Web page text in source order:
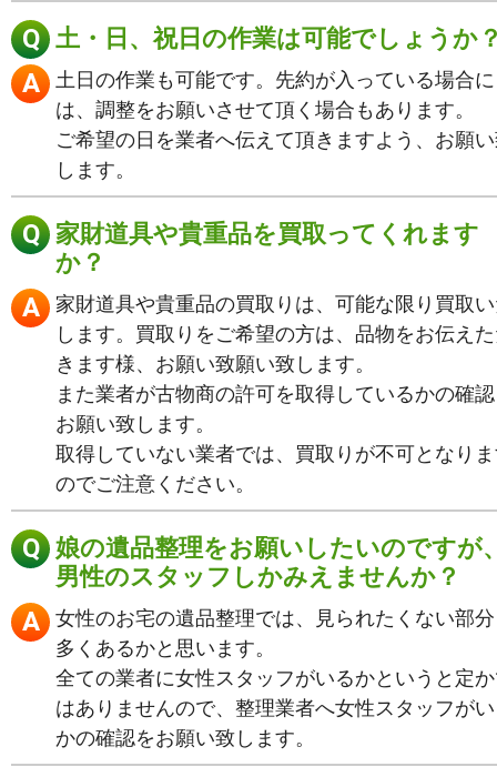
土・日、祝日の作業は可能でしょうか
土日の作業も可能です。先約が入っている場合に
は、調整をお願いさせて頂く場合もあります。
ご希望の日を業者へ伝えて頂きますよう、お願
します。
家財道具や貴重品を買取ってくれます
か？
家財道具や貴重品の買取りは、可能な限り買取
します。買取りをご希望の方は、品物をお伝え
きます様、お願い致願い致します。
また業者が古物商の許可を取得しているかの確
お願い致します。
取得していない業者では、買取りが不可となり
のでご注意ください。
娘の遺品整理をお願いしたいのですが
男性のスタッフしかみえませんか？
女性のお宅の遺品整理では、見られたくない部
多くあるかと思います。
全ての業者に女性スタッフがいるかというと定
はありませんので、整理業者へ女性スタッフが
かの確認をお願い致します。